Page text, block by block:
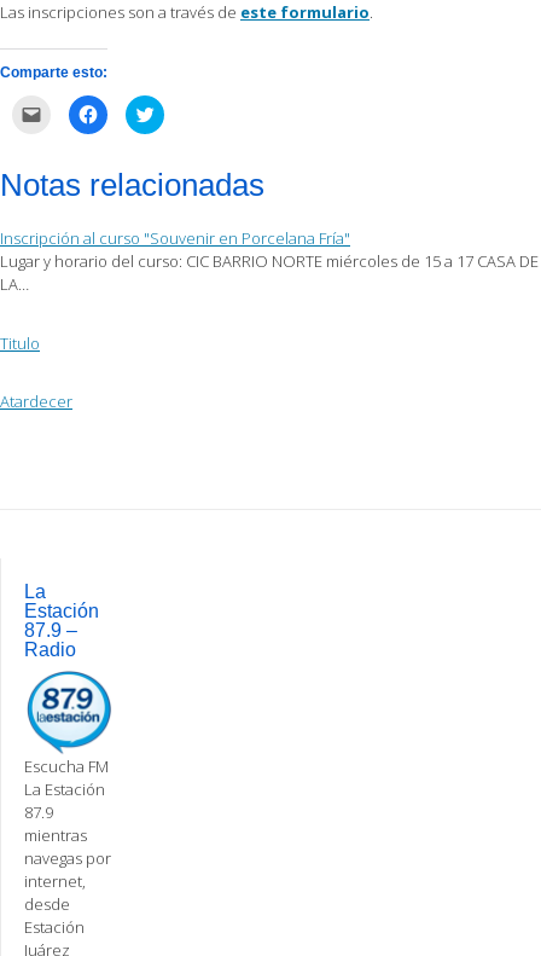
Las inscripciones son a través de este formulario.
Comparte esto:
correo
electrónico
amigo
(Se
abre
Haz
clic
Facebook
(Se
una
ventana
nueva)
Haz
clic
en
Twitter
(Se
una
ventana
nueva)
Notas relacionadas
Inscripción al curso "Souvenir en Porcelana Fría"
Lugar y horario del curso: CIC BARRIO NORTE miércoles de 15 a 17 CASA DE
LA…
Titulo
Atardecer
navigation
La
Estación
87.9 –
Radio
Escucha FM
La Estación
87.9
mientras
navegas por
internet,
desde
Estación
Juárez